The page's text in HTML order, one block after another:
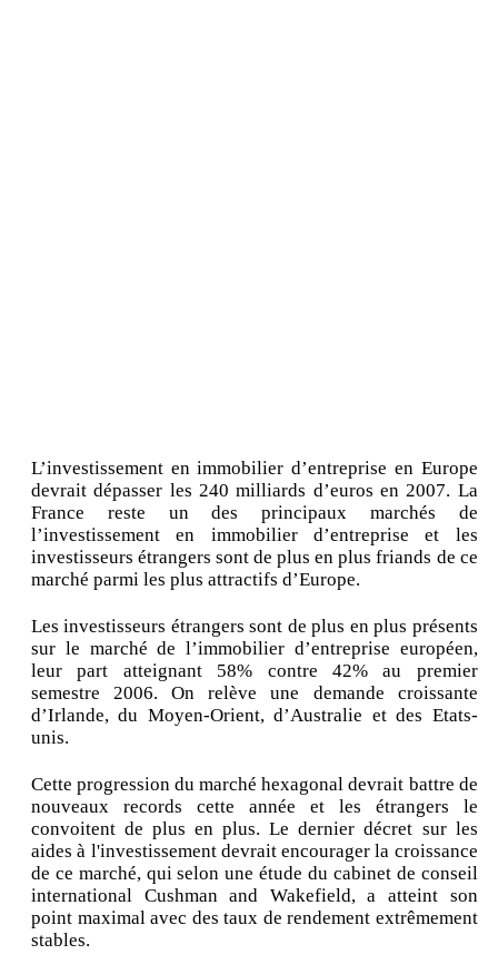
L’investissement en immobilier d’entreprise en Europe
devrait dépasser les 240 milliards d’euros en 2007. La
France reste un des principaux marchés de
l’investissement en immobilier d’entreprise et les
investisseurs étrangers sont de plus en plus friands de ce
marché parmi les plus attractifs d’Europe.
Les investisseurs étrangers sont de plus en plus présents
sur le marché de l’immobilier d’entreprise européen,
leur part atteignant 58% contre 42% au premier
semestre 2006. On relève une demande croissante
d’Irlande, du Moyen-Orient, d’Australie et des Etats-
unis.
Cette progression du marché hexagonal devrait battre de
nouveaux records cette année et les étrangers le
convoitent de plus en plus. Le dernier décret sur les
aides à l'investissement devrait encourager la croissance
de ce marché, qui selon une étude du cabinet de conseil
international Cushman and Wakefield, a atteint son
point maximal avec des taux de rendement extrêmement
stables.